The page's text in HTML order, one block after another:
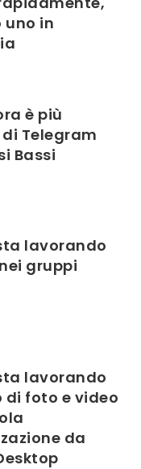
uno in
è più
Telegram
Bassi
lavorando
gruppi
lavorando
di foto e video
da